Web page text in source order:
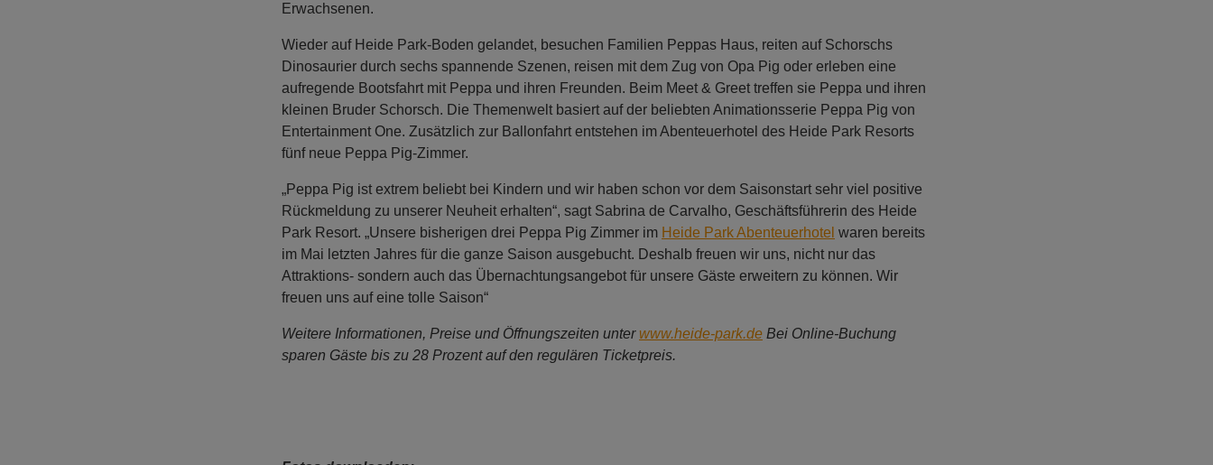
Erwachsenen.
Wieder auf Heide Park-Boden gelandet, besuchen Familien Peppas Haus, reiten auf Schorschs
Dinosaurier durch sechs spannende Szenen, reisen mit dem Zug von Opa Pig oder erleben eine
aufregende Bootsfahrt mit Peppa und ihren Freunden. Beim Meet & Greet treffen sie Peppa und ihren
kleinen Bruder Schorsch. Die Themenwelt basiert auf der beliebten Animationsserie Peppa Pig von
Entertainment One. Zusätzlich zur Ballonfahrt entstehen im Abenteuerhotel des Heide Park Resorts
fünf neue Peppa Pig-Zimmer.
„Peppa Pig ist extrem beliebt bei Kindern und wir haben schon vor dem Saisonstart sehr viel positive
Rückmeldung zu unserer Neuheit erhalten“, sagt Sabrina de Carvalho, Geschäftsführerin des Heide
Park Resort. „Unsere bisherigen drei Peppa Pig Zimmer im Heide Park Abenteuerhotel waren bereits
im Mai letzten Jahres für die ganze Saison ausgebucht. Deshalb freuen wir uns, nicht nur das
Attraktions- sondern auch das Übernachtungsangebot für unsere Gäste erweitern zu können. Wir
freuen uns auf eine tolle Saison“
Weitere Informationen, Preise und Öffnungszeiten unter www.heide-park.de Bei Online-Buchung
sparen Gäste bis zu 28 Prozent auf den regulären Ticketpreis.